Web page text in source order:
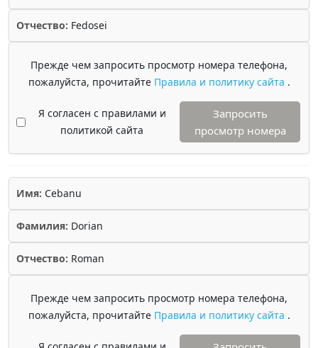
Отчество: Fedosei
Прежде чем запросить просмотр номера телефона,
пожалуйста, прочитайте Правила и политику сайта .
Я согласен с правилами и
политикой сайта
Запросить
просмотр номера
Имя: Cebanu
Фамилия: Dorian
Отчество: Roman
Прежде чем запросить просмотр номера телефона,
пожалуйста, прочитайте Правила и политику сайта .